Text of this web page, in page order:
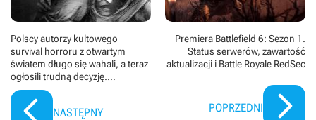
Polscy autorzy kultowego
survival horroru z otwartym
światem długo się wahali, a teraz
ogłosili trudną decyzję.
Darkwood 2 powstaje pod okiem
innego studia
NASTĘPNY
Premiera Battlefield 6: Sezon 1.
Status serwerów, zawartość
aktualizacji i Battle Royale RedSec
POPRZEDNI